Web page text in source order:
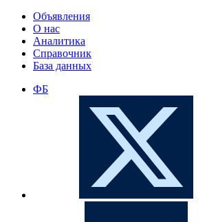
Объявления
О нас
Аналитика
Справочник
База данных
ФБ